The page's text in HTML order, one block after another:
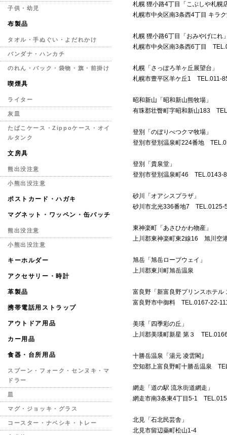
札幌 狸小路4丁目「こぶしや札幌
札幌市中央区南3条西4丁目 キラ
札幌 狸小路6丁目「おみやげにれ
札幌市中央区南3条西6丁目
札幌「さっぽろ羊ヶ丘展望台」
札幌市豊平区羊ケ丘1 TEL.011-
昭和新山「昭和新山熊牧場」
有珠郡壮瞥町字昭和新山183
登別「のぼりべつクマ牧場」
登別市登別温泉町224番地
登別「貴泉堂」
登別市登別温泉町46 TEL.0143-
砂川「オアシスプラザ」
砂川市北光336番地7 TEL.0125-
東神楽町「あさひかわ物産」
上川郡東神楽町東2線16 旭川空
旭岳「旭岳ロープウェイ」
上川郡東川町旭岳温泉
富良野「新富良野プリンスホテル
富良野市中御料 TEL.0167-22-
美瑛「四季彩の丘」
上川郡美瑛町新星 第３
十勝岳温泉「湯元 凌雲閣｣
空知郡上富良野町十勝岳温泉
網走「道の駅 流氷街道網走」
網走市南3条東4丁目5-1
北見「石北民芸舎」
北見市留辺蘂町松山1-4
子供・幼児
布製品
タオル・手ぬぐい・よだれかけ
バンダナ・ハンカチ
のれん・バック・袋物・旗・前掛け
喫煙具
ライター
灰皿
たばこケース・Zippoケース・オイ
ルタンク
文房具
熊出没注意
小熊出没注意
ポストカード・ハガキ
マグネット・ワッペン・缶バッチ
熊出没注意
小熊出没注意
キーホルダー
アクセサリー・時計
革製品
携帯電話用ストラップ
アウトドア用品
カー用品
食器・台所用品
スプーン・フォーク・センヌキ・マ
ドラー
マグ・ジョッキ・グラス
コースター・ナベシキ・トレー